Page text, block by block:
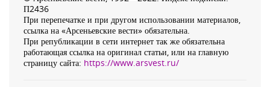
П2436
При перепечатке и при другом использовании материалов,
ссылка на «Арсеньевские вести» обязательна.
При републикации в сети интернет так же обязательна
работающая ссылка на оригинал статьи, или на главную
страницу сайта: https://www.arsvest.ru/